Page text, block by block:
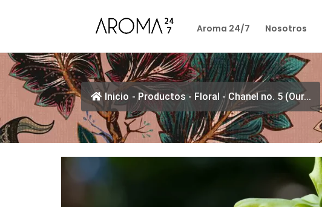
Aroma 24/7 Nosotros
Inicio - Productos - Floral - Chanel no. 5 (Our...